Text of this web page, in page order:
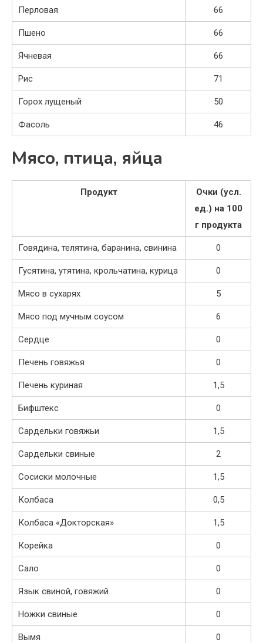
Перловая 66
Пшено 66
Ячневая 66
Рис 71
Горох лущеный 50
Фасоль 46
Мясо, птица, яйца
Продукт
Очки (усл.
ед.) на 100
г продукта
Говядина, телятина, баранина, свинина 0
Гусятина, утятина, крольчатина, курица 0
Мясо в сухарях 5
Мясо под мучным соусом 6
Сердце 0
Печень говяжья 0
Печень куриная 1,5
Бифштекс 0
Сардельки говяжьи 1,5
Сардельки свиные 2
Сосиски молочные 1,5
Колбаса 0,5
Колбаса «Докторская» 1,5
Корейка 0
Сало 0
Язык свиной, говяжий 0
Ножки свиные 0
Вымя 0